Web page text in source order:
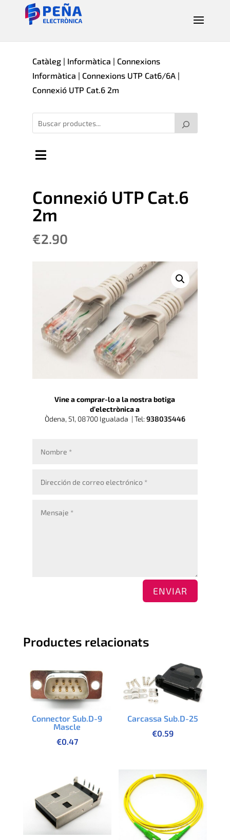
Catàleg| Informàtica | Connexions
Informàtica | Connexions UTP Cat6/6A|
Connexió UTP Cat.6 2m
Connexió UTP Cat.6
2m
€2.90
Vine a comprar-lo a la nostra botiga
d’electrònica a
Òdena, 51, 08700 Igualada | Tel: 938035446
ENVIAR
Productes relacionats
Connector Sub.D-9
Mascle
€0.47
Carcassa Sub.D-25
€0.59